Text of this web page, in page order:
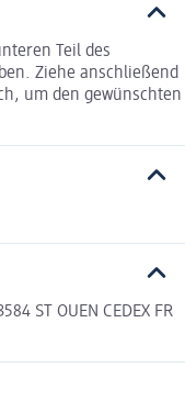
Teil des
Ziehe anschließend
um den gewünschten
ST OUEN CEDEX FR